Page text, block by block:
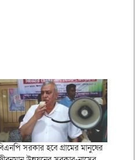
সরকার হবে গ্রামের মানুষের